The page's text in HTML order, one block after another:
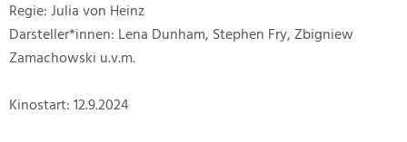
Regie: Julia von Heinz
Darsteller*innen: Lena Dunham, Stephen Fry, Zbigniew
Zamachowski u.v.m.
Kinostart: 12.9.2024